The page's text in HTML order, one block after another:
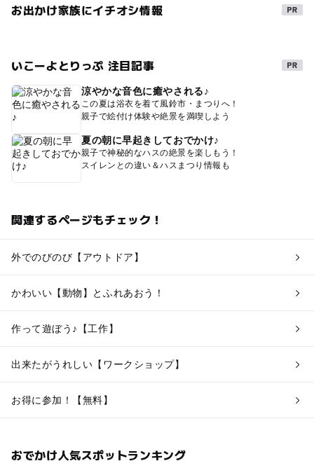
お出かけ家族にイチオシ情報
いこーよとりっぷ 注目記事
涼やかな音色に癒やされる♪
この夏は浴衣を着て風鈴市・まつりへ！
親子で絵付け体験や絶景を満喫しよう
夏の朝に早起きしておでかけ♪
親子で神秘的なハスの絶景を楽しもう！
スイレンとの違い＆ハスまつり情報も
関連するページもチェック！
外でのびのび【アウトドア】
かわいい【動物】とふれあおう！
作って遊ぼう♪【工作】
出来たがうれしい【ワークショップ】
お得に参加！【無料】
おでかけ人気スポットランキング